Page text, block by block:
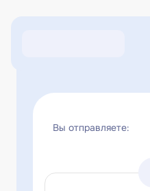
Вы отправляете: